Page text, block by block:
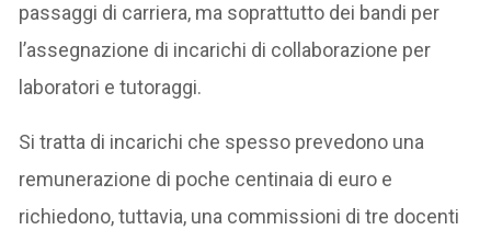
passaggi di carriera, ma soprattutto dei bandi per
l’assegnazione di incarichi di collaborazione per
laboratori e tutoraggi.
Si tratta di incarichi che spesso prevedono una
remunerazione di poche centinaia di euro e
richiedono, tuttavia, una commissioni di tre docenti